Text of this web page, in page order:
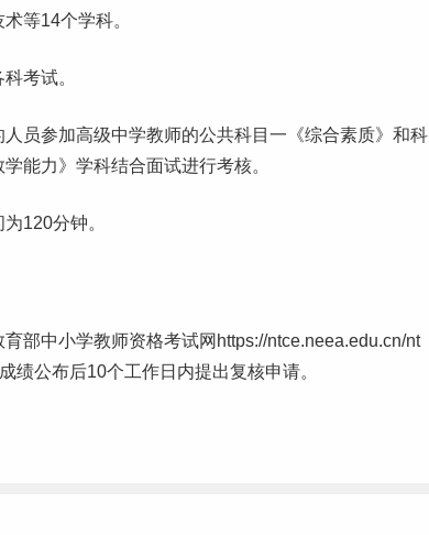
等14个学科。
考试。
员参加高级中学教师的公共科目一《综合素质》和科
能力》学科结合面试进行考核。
120分钟。
部中小学教师资格考试网https://ntce.neea.edu.cn/nt
绩公布后10个工作日内提出复核申请。